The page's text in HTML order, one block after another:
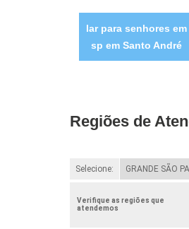
lar para senhores em
sp em Santo André
Regiões de
Selecione: GRANDE SÃO
Verifique as regiões que
atendemos